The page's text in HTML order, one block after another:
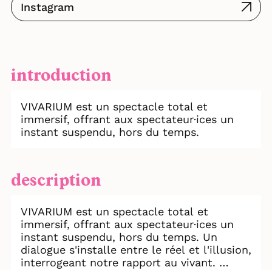
Instagram
introduction
VIVARIUM est un spectacle total et
immersif, offrant aux spectateur·ices un
instant suspendu, hors du temps.
description
VIVARIUM est un spectacle total et
immersif, offrant aux spectateur·ices un
instant suspendu, hors du temps. Un
dialogue s'installe entre le réel et l'illusion,
interrogeant notre rapport au vivant.